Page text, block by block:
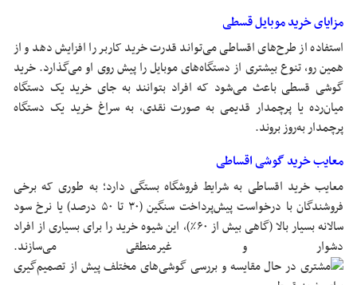
مزایای خرید موبایل قسطی
استفاده از طرح‌های اقساطی می‌تواند قدرت خرید کاربر را افزایش دهد و از
همین رو، تنوع بیشتری از دستگاه‌های موبایل را پیش روی او می‌گذارد. خرید
گوشی قسطی باعث می‌شود که افراد بتوانند به جای خرید یک دستگاه
میان‌رده یا پرچمدار قدیمی به صورت نقدی، به سراغ خرید یک دستگاه
پرچمدار به‌روز بروند.
معایب خرید گوشی اقساطی
معایب خرید اقساطی به شرایط فروشگاه بستگی دارد؛ به طوری که برخی
فروشندگان با درخواست پیش‌پرداخت سنگین (۳۰ تا ۵۰ درصد) یا نرخ سود
سالانه بسیار بالا (گاهی بیش از ۶۰٪)، این شیوه خرید را برای بسیاری از افراد
دشوار و غیرمنطقی می‌سازند.